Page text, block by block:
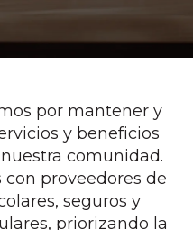
por mantener y
y beneficios
comunidad.
proveedores de
seguros y
priorizando la